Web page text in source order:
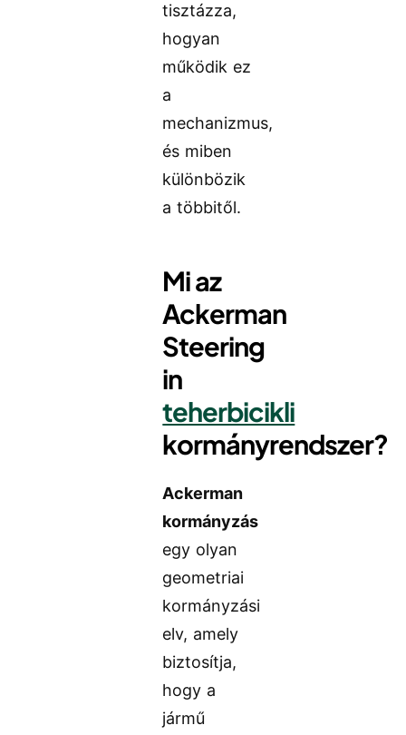
tisztázza,
hogyan
működik ez
a
mechanizmus,
és miben
különbözik
a többitől.
Mi az
Ackerman
Steering
in
teherbicikli
kormányrendszer?
Ackerman
kormányzás
egy olyan
geometriai
kormányzási
elv, amely
biztosítja,
hogy a
jármű